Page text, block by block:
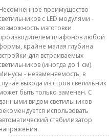
преимущество
с LED модулями -
изготовки
плафонов любой
крайне малая глубина
для встраиваемых
(иногда до 1 см).
- незаменяемость, в
выхода из строя светильник
быть только заменен. С
видом светильников
использовать
стабилизатор